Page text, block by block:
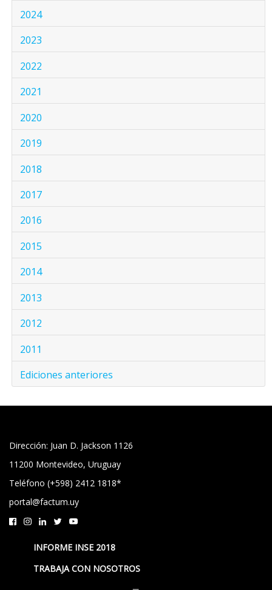
2024
2023
2022
2021
2020
2019
2018
2017
2016
2015
2014
2013
2012
2011
Ediciones anteriores
Dirección: Juan D. Jackson 1126
11200 Montevideo, Uruguay
Teléfono (+598) 2412 1818*
portal@factum.uy
INFORME INSE 2018
TRABAJA CON NOSOTROS